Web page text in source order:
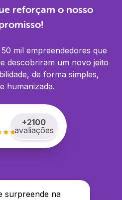
reforçam o nosso
mil empreendedores que
descobriram um novo jeito
de forma simples,
humanizada.
+2100
avaliações
surpreende na